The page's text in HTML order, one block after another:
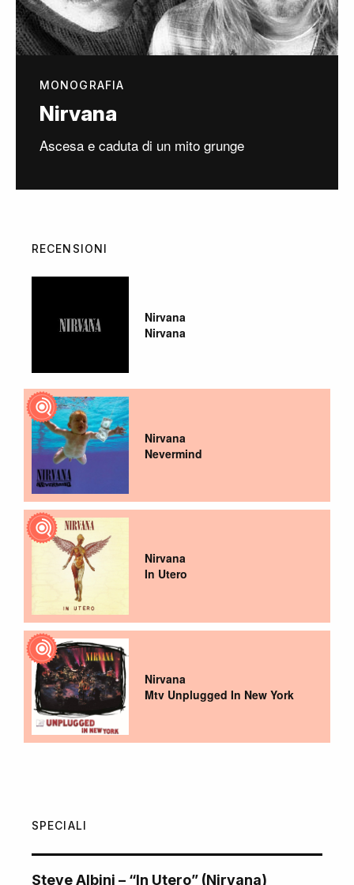
MONOGRAFIA
Nirvana
Ascesa e caduta di un mito grunge
RECENSIONI
Nirvana
Nirvana
Nirvana
Nevermind
Nirvana
In Utero
Nirvana
Mtv Unplugged In New York
SPECIALI
Steve Albini – “In Utero” (Nirvana)